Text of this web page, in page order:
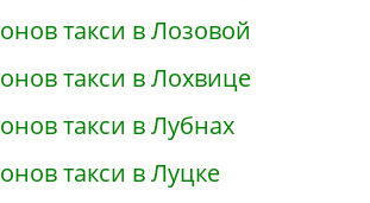
такси в Лозовой
такси в Лохвице
такси в Лубнах
такси в Луцке